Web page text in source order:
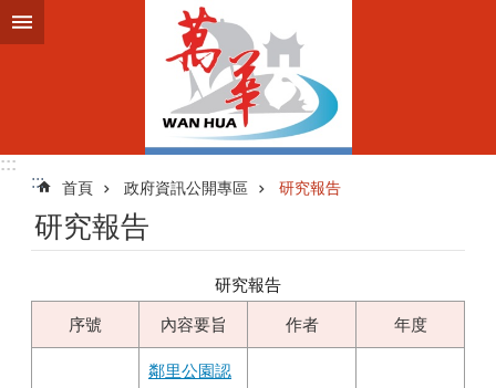
跳到主要內容區塊
:::
:::
首頁 政府資訊公開專區 研究報告
研究報告
研究報告
序號 內容要旨 作者 年度
鄰里公園認